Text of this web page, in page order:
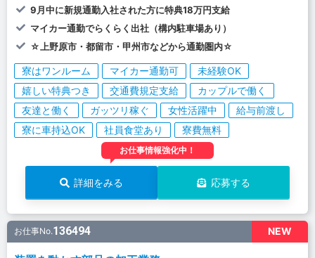
9月中に新規通勤入社された方に特典18万円支給
マイカー通勤でらくらく出社（構内駐車場あり）
☆上野原市・都留市・甲州市などから通勤圏内☆
寮はワンルーム マイカー通勤可
未経験OK
嬉しい特典つき
交通費規定支給
カップルで働く
友達と働く
ガッツリ稼ぐ 女性活躍中
給与前渡し
寮に車持込OK
社員食堂あり 寮費無料
お仕事情報強化中！
詳細をみる 応募する
NEW
お仕事No.136494